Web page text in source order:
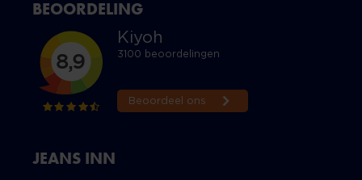
JEANS INN
BEOORDELING